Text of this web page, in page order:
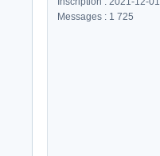
Messages : 1 725